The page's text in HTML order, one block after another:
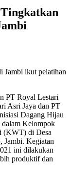
Jambi ikut pelatihan
PT Royal Lestari
Asri Jaya dan PT
Dagang Hijau
dalam Kelompok
(KWT) di Desa
Jambi. Kegiatan
ini dilakukan
produktif dan